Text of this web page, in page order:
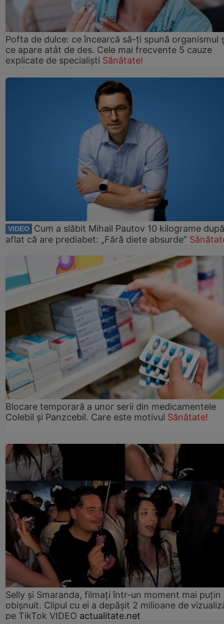
Pofta de dulce: ce încearcă să-ți spună organismul
ce apare atât de des. Cele mai frecvente 5 cauze
explicate de specialiști Sănătate!
VIDEO
Cum a slăbit Mihail Pautov 10 kilograme
aflat că are prediabet: „Fără diete absurde”
Blocare temporară a unor serii din medicamentele
Colebil și Panzcebil. Care este motivul Sănătate!
Selly și Smaranda, filmați într-un moment mai puțin
obișnuit. Clipul cu ei a depășit 2 milioane de
pe TikTok VIDEO actualitate.net